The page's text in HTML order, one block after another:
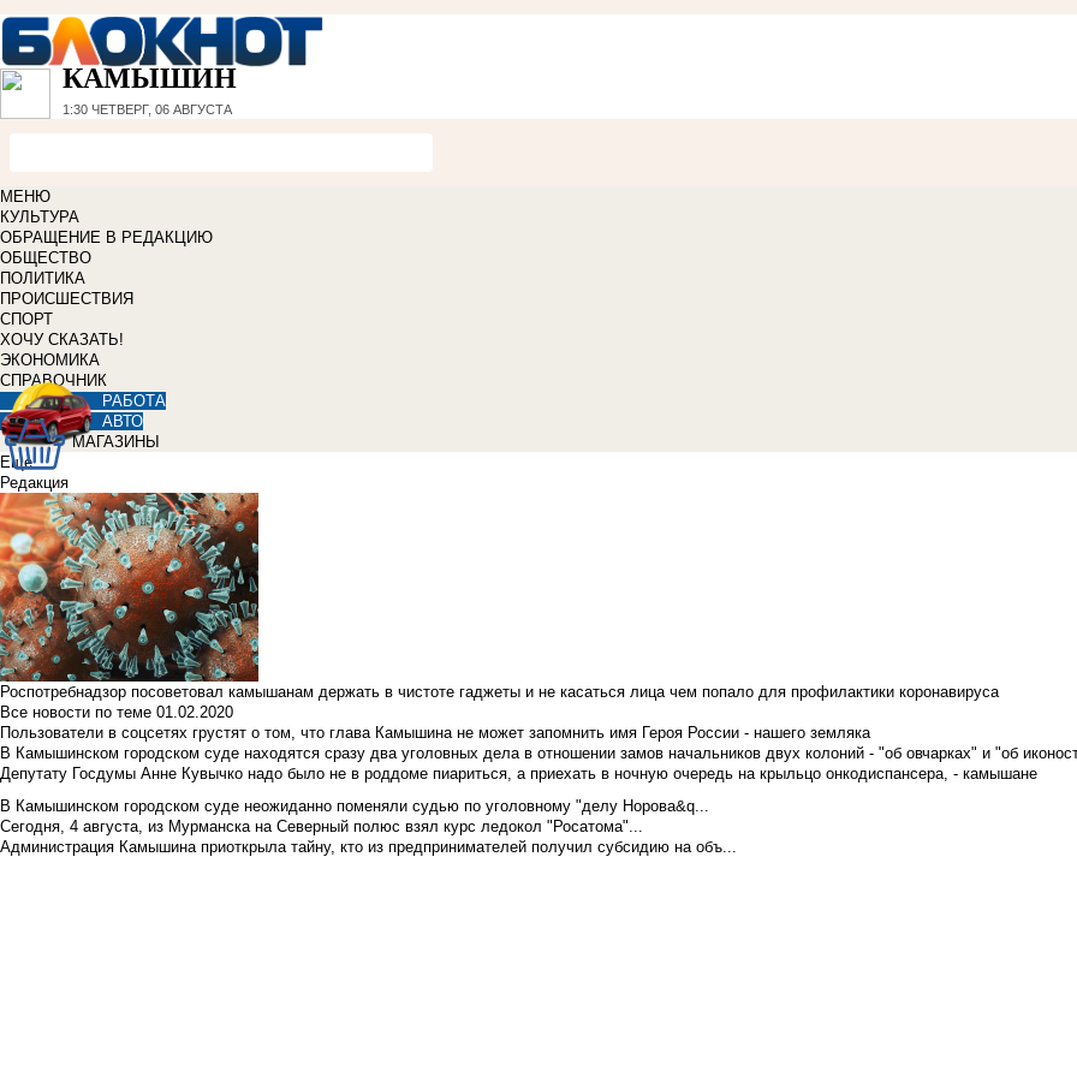
КАМЫШИН
1:30 ЧЕТВЕРГ, 06 АВГУСТА
МЕНЮ
КУЛЬТУРА
ОБРАЩЕНИЕ В РЕДАКЦИЮ
ОБЩЕСТВО
ПОЛИТИКА
ПРОИСШЕСТВИЯ
СПОРТ
ХОЧУ СКАЗАТЬ!
ЭКОНОМИКА
СПРАВОЧНИК
РАБОТА
АВТО
МАГАЗИНЫ
Еще
Редакция
Роспотребнадзор посоветовал камышанам держать в чистоте гаджеты и не касаться лица чем попало для профилактики коронавируса
Все новости по теме 01.02.2020
Пользователи в соцсетях грустят о том, что глава Камышина не может запомнить имя Героя России - нашего земляка
В Камышинском городском суде находятся сразу два уголовных дела в отношении замов начальников двух колоний - "об овчарках" и "об
Депутату Госдумы Анне Кувычко надо было не в роддоме пиариться, а приехать в ночную очередь на крыльцо онкодиспансера, - камышане
В Камышинском городском суде неожиданно поменяли судью по уголовному "делу Норова&q...
Сегодня, 4 августа, из Мурманска на Северный полюс взял курс ледокол "Росатома"...
Администрация Камышина приоткрыла тайну, кто из предпринимателей получил субсидию на объ...